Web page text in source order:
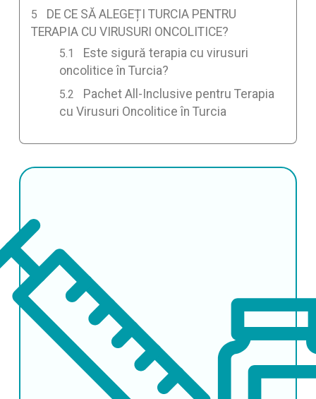
DE CE SĂ ALEGEȚI TURCIA PENTRU
TERAPIA CU VIRUSURI ONCOLITICE?
Este sigură terapia cu virusuri
oncolitice în Turcia?
Pachet All-Inclusive pentru Terapia
cu Virusuri Oncolitice în Turcia